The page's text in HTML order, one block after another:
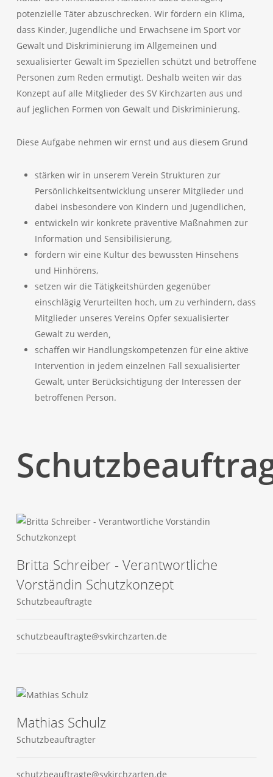
potenzielle Täter abzuschrecken. Wir fördern ein Klima,
dass Kinder, Jugendliche und Erwachsene im Sport vor
Gewalt und Diskriminierung im Allgemeinen und
sexualisierter Gewalt im Speziellen schützt und betroffene
Personen zum Reden ermutigt. Deshalb weiten wir das
Konzept auf alle Mitglieder des SV Kirchzarten aus und
auf jeglichen Formen von Gewalt und Diskriminierung.
Diese Aufgabe nehmen wir ernst und aus diesem Grund
stärken wir in unserem Verein Strukturen zur
Persönlichkeitsentwicklung unserer Mitglieder und
dabei insbesondere von Kindern und Jugendlichen,
entwickeln wir konkrete präventive Maßnahmen zur
Information und Sensibilisierung,
fördern wir eine Kultur des bewussten Hinsehens
und Hinhörens,
setzen wir die Tätigkeitshürden gegenüber
einschlägig Verurteilten hoch, um zu verhindern, dass
Mitglieder unseres Vereins Opfer sexualisierter
Gewalt zu werden,
schaffen wir Handlungskompetenzen für eine aktive
Intervention in jedem einzelnen Fall sexualisierter
Gewalt, unter Berücksichtigung der Interessen der
betroffenen Person.
Britta Schreiber - Verantwortliche
Vorständin Schutzkonzept
Schutzbeauftragte
schutzbeauftragte@svkirchzarten.de
Mathias Schulz
Schutzbeauftragter
schutzbeauftragte@svkirchzarten.de